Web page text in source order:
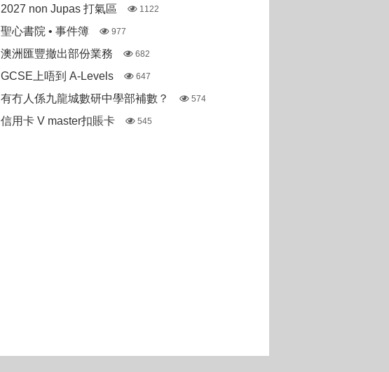
2027 non Jupas 打氣區 1122
聖心書院 • 事件簿 977
澳洲匯豐撤出部份業務 682
GCSE上唔到 A-Levels 647
有冇人係九龍城數研中學部補數？ 574
信用卡 V master扣賬卡 545